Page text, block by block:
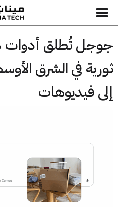
تُطلق أدوات
في الشرق الأوسط
فيديوهات